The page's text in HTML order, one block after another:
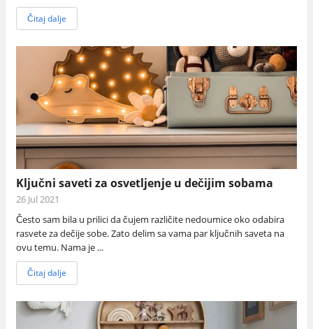
Čitaj dalje
Ključni saveti za osvetljenje u dečijim sobama
26 Jul 2021
Često sam bila u prilici da čujem različite nedoumice oko odabira
rasvete za dečije sobe. Zato delim sa vama par ključnih saveta na
ovu temu. Nama je ...
Čitaj dalje